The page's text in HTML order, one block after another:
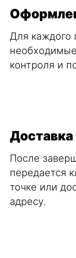
Для каждого
контроля и
После
передается
точке или
адресу.